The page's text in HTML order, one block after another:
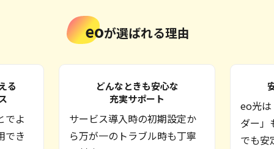
eoが選ばれる理由
る
でよ
でき
どんなときも安心な
充実サポート
サービス導入時の初期設定か
ら万が一のトラブル時も丁寧
eo光
ダー」
でも安